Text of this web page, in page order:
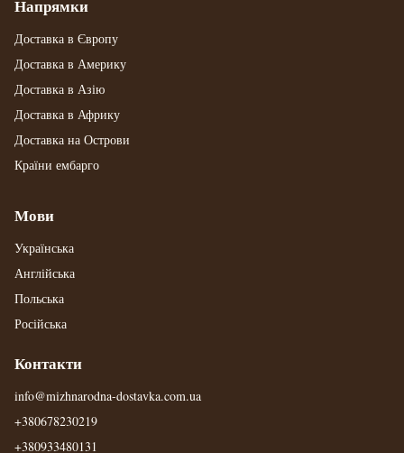
Напрямки
Доставка в Європу
Доставка в Америку
Доставка в Азію
Доставка в Африку
Доставка на Острови
Країни ембарго
Мови
Українська
Англійська
Польська
Російська
Контакти
info@mizhnarodna-dostavka.com.ua
+380678230219
+380933480131